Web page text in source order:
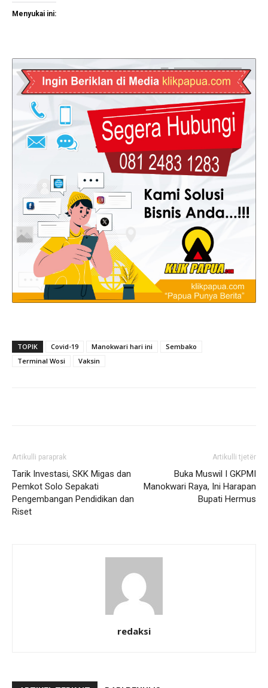
Menyukai ini:
TOPIK Covid-19 Manokwari hari ini
Sembako
Terminal Wosi
Vaksin
Artikulli paraprak
Tarik Investasi, SKK Migas dan
Pemkot Solo Sepakati
Pengembangan Pendidikan dan
Riset
Artikulli tjetër
Buka Muswil I GKPMI
Manokwari Raya, Ini Harapan
Bupati Hermus
redaksi